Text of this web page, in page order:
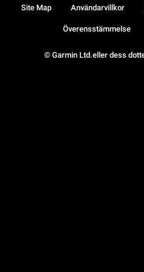
© Garmin Ltd.eller dess
Site Map Användarvillkor
Överensstämmelse